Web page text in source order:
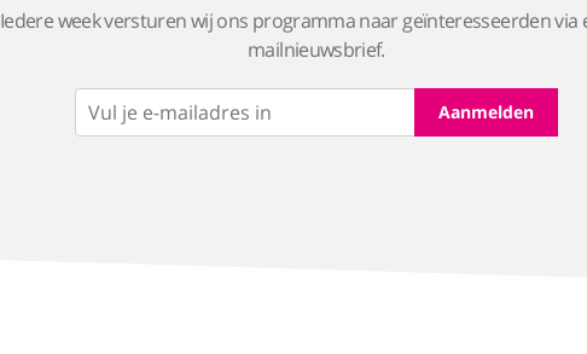
Iedere week versturen wij ons programma naar geïnteresseerden via
mailnieuwsbrief.